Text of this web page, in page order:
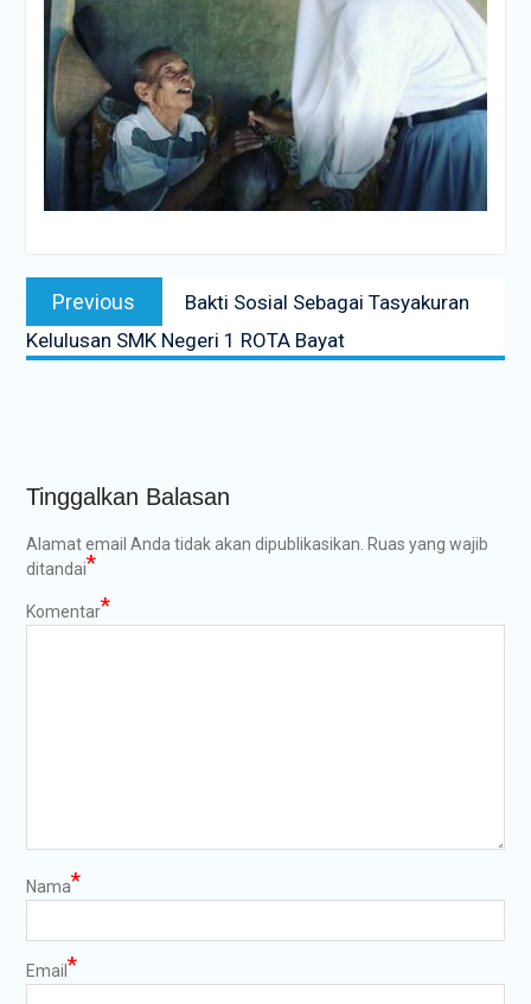
Navigasi
posPrevious
post:
Bakti Sosial Sebagai Tasyakuran
Kelulusan SMK Negeri 1 ROTA Bayat
Tinggalkan Balasan
Alamat email Anda tidak akan dipublikasikan. Ruas yang wajib
ditandai*
Komentar*
Nama*
Email *